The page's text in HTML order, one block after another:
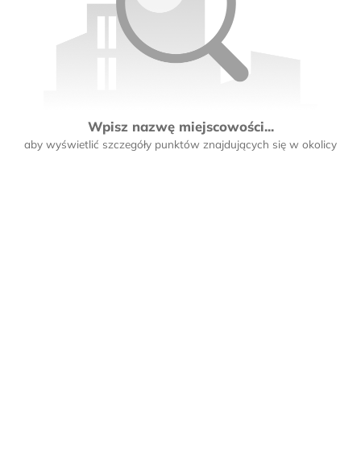
Wpisz nazwę miejscowości...
aby wyświetlić szczegóły punktów znajdujących się w okolicy